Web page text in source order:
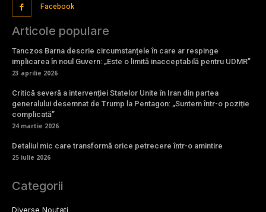
Facebook
Articole populare
Tanczos Barna descrie circumstanțele în care ar respinge
implicarea în noul Guvern: „Este o limită inacceptabilă pentru UDMR”
23 aprilie 2026
Critică severă a intervenției Statelor Unite în Iran din partea
generalului desemnat de Trump la Pentagon: „Suntem într-o poziție
complicată”
24 martie 2026
Detaliul mic care transformă orice petrecere într-o amintire
25 iulie 2026
Categorii
Diverse Noutati